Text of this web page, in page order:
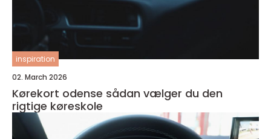
inspiration
02. March 2026
Kørekort odense sådan vælger du den
rigtige køreskole